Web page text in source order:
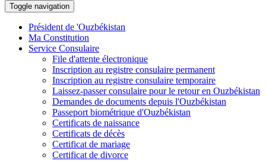
Toggle navigation
Président de 'Ouzbékistan
Ma Constitution
Service Consulaire
File d'attente électronique
Inscription au registre consulaire permanent
Inscription au registre consulaire temporaire
Laissez-passer consulaire pour le retour en Ouzbékistan
Demandes de documents depuis l'Ouzbékistan
Passeport biométrique d'Ouzbékistan
Certificats de naissance
Certificats de décès
Certificat de mariage
Certificat de divorce